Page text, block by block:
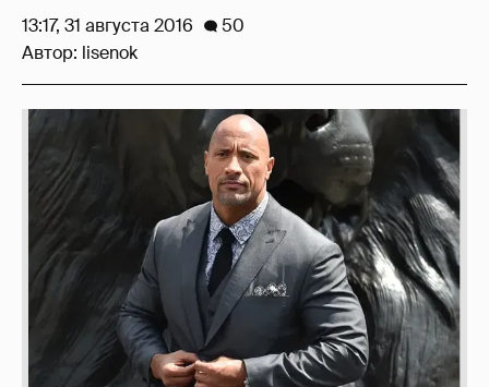
13:17, 31 августа 2016
50
Автор: lisenok